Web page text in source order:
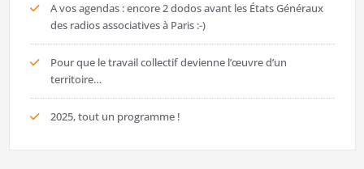
A vos agendas : encore 2 dodos avant les États Généraux
des radios associatives à Paris :-)
Pour que le travail collectif devienne l’œuvre d’un
territoire…
2025, tout un programme !